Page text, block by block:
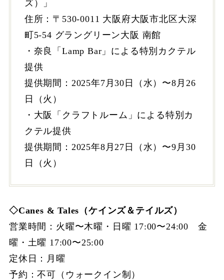
ズ）」
住所：〒530-0011 大阪府大阪市北区大深
町5-54 グラングリーン大阪 南館
・奈良「Lamp Bar」による特別カクテル
提供
提供期間：2025年7⽉30⽇（⽔）〜8⽉26
⽇（⽕）
・大阪「クラフトルーム」による特別カ
クテル提供
提供期間：2025年8月27日（水）〜9月30
日（火）
◇Canes & Tales（ケインズ＆テイルズ）
営業時間：火曜〜木曜・日曜 17:00〜24:00 金
曜・土曜 17:00〜25:00
定休日：月曜
予約：不可（ウォークイン制）